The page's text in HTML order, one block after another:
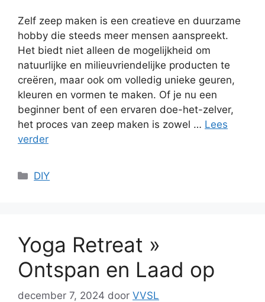
Zelf zeep maken is een creatieve en duurzame
hobby die steeds meer mensen aanspreekt.
Het biedt niet alleen de mogelijkheid om
natuurlijke en milieuvriendelijke producten te
creëren, maar ook om volledig unieke geuren,
kleuren en vormen te maken. Of je nu een
beginner bent of een ervaren doe-het-zelver,
het proces van zeep maken is zowel … Lees
verder
Categorieën
DIY
Yoga Retreat »
Ontspan en Laad op
december 7, 2024 door VVSL